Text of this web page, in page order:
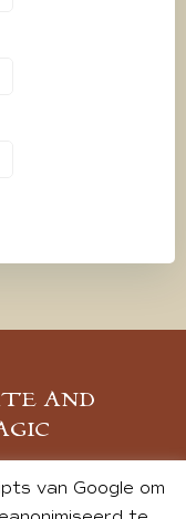
AND
van Google om